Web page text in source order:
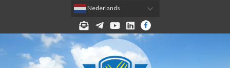
MELD JE AAN VOOR DE NIEUWSBRIEF!
TELEGRAMYOUTUBELINKEDINFACEBOOK
Nederlands